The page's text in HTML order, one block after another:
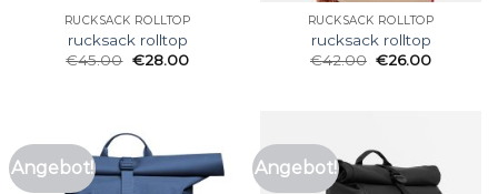
RUCKSACK ROLLTOP
rucksack rolltop
€45.00 €28.00
RUCKSACK ROLLTOP
rucksack rolltop
€42.00 €26.00
Angebot! Angebot!